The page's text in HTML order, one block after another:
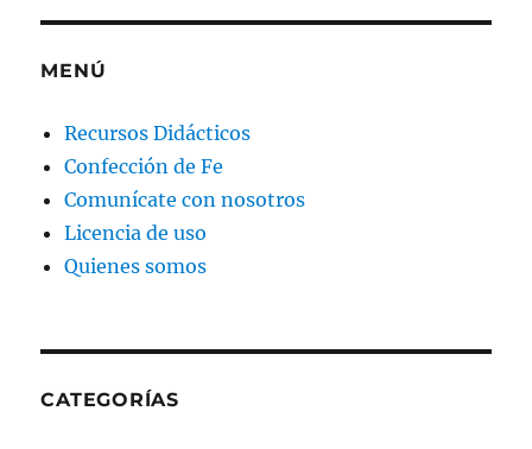
MENÚ
Recursos Didácticos
Confección de Fe
Comunícate con nosotros
Licencia de uso
Quienes somos
CATEGORÍAS